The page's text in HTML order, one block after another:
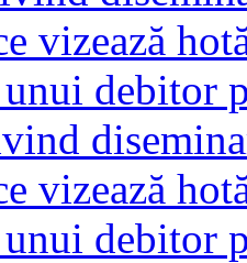
vizează
debitor